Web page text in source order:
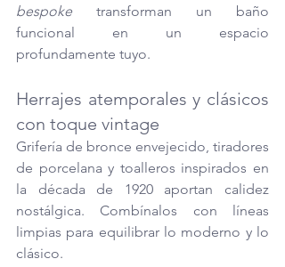
bespoke transforman un baño
funcional en un espacio
profundamente tuyo.
Herrajes atemporales y clásicos
con toque vintage
Grifería de bronce envejecido, tiradores
de porcelana y toalleros inspirados en
la década de 1920 aportan calidez
nostálgica. Combínalos con líneas
limpias para equilibrar lo moderno y lo
clásico.